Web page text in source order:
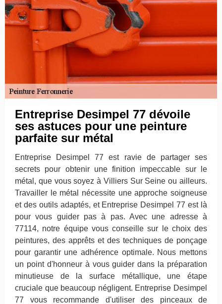
Entreprise Desimpel 77 dévoile
ses astuces pour une peinture
parfaite sur métal
Entreprise Desimpel 77 est ravie de partager ses
secrets pour obtenir une finition impeccable sur le
métal, que vous soyez à Villiers Sur Seine ou ailleurs.
Travailler le métal nécessite une approche soigneuse
et des outils adaptés, et Entreprise Desimpel 77 est là
pour vous guider pas à pas. Avec une adresse à
77114, notre équipe vous conseille sur le choix des
peintures, des apprêts et des techniques de ponçage
pour garantir une adhérence optimale. Nous mettons
un point d'honneur à vous guider dans la préparation
minutieuse de la surface métallique, une étape
cruciale que beaucoup négligent. Entreprise Desimpel
77 vous recommande d'utiliser des pinceaux de